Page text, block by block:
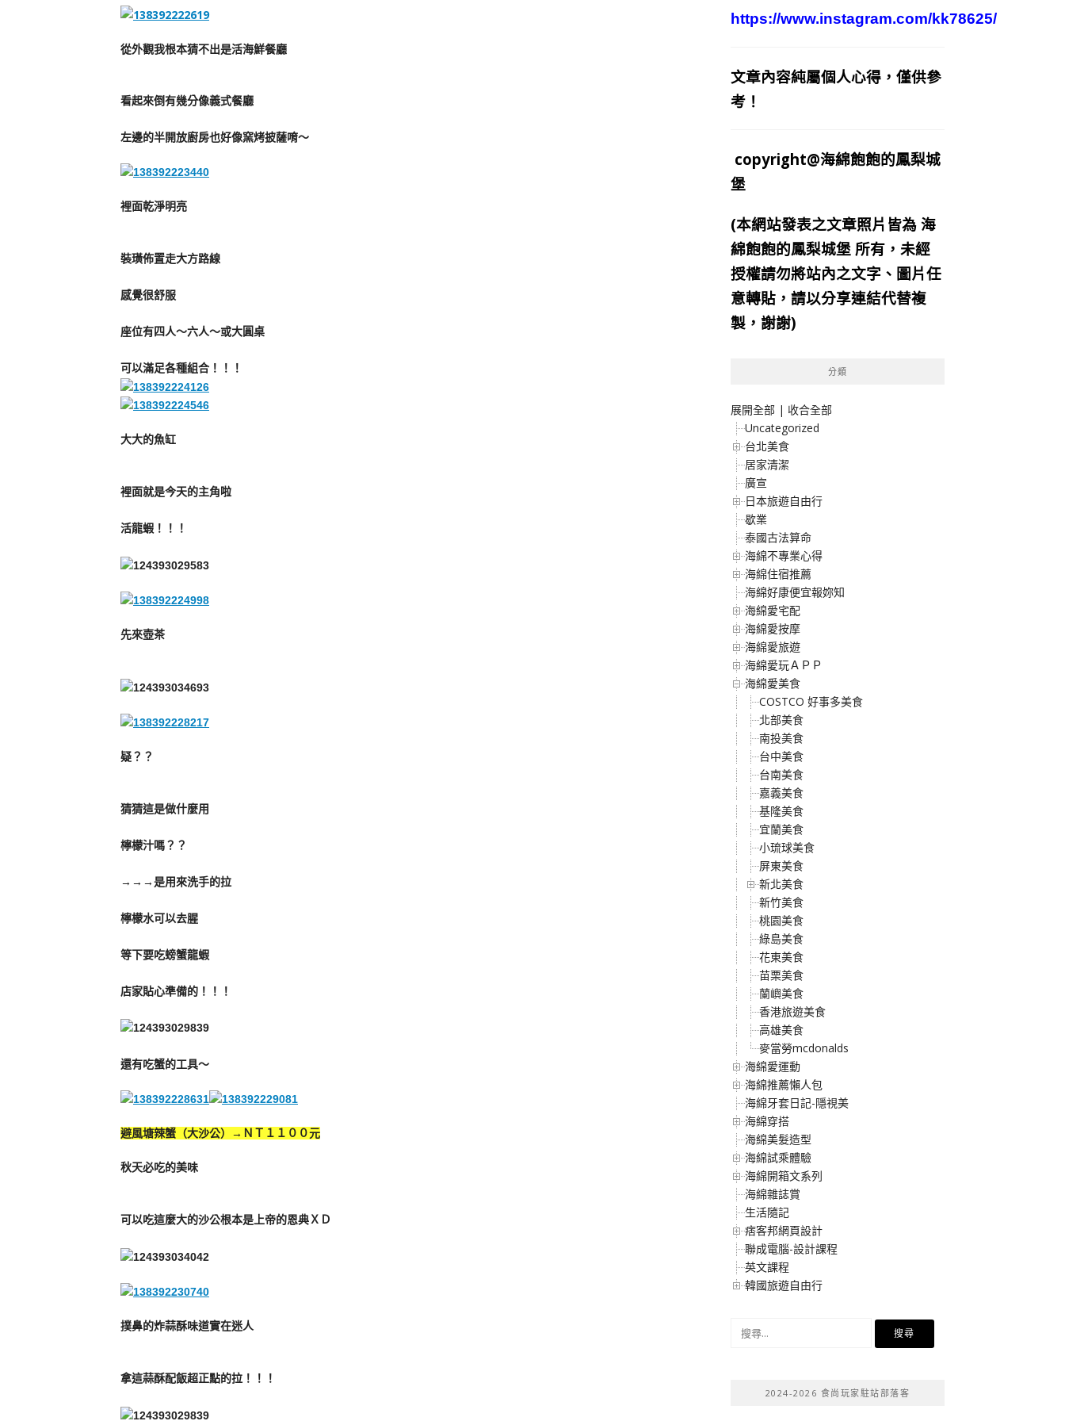
從外觀我根本猜不出是活海鮮餐廳
看起來倒有幾分像義式餐廳
左邊的半開放廚房也好像窯烤披薩唷～
裡面乾淨明亮
裝璜佈置走大方路線
感覺很舒服
座位有四人～六人～或大圓桌
可以滿足各種組合！！！
大大的魚缸
裡面就是今天的主角啦
活龍蝦！！！
先來壺茶
疑？？
猜猜這是做什麼用
檸檬汁嗎？？
→→→是用來洗手的拉
檸檬水可以去腥
等下要吃螃蟹龍蝦
店家貼心準備的！！！
還有吃蟹的工具～
避風塘辣蟹（大沙公）→ＮＴ１１００元
秋天必吃的美味
可以吃這麼大的沙公根本是上帝的恩典ＸＤ
撲鼻的炸蒜酥味道實在迷人
拿這蒜酥配飯超正點的拉！！！
https://www.instagram.com/kk78625/
文章內容純屬個人心得，僅供參
考！
copyright@海綿飽飽的鳳梨城
堡
(本網站發表之文章照片皆為 海
綿飽飽的鳳梨城堡 所有，未經
授權請勿將站內之文字、圖片任
意轉貼，請以分享連結代替複
製，謝謝)
分類
展開全部 | 收合全部
Uncategorized
台北美食
居家清潔
廣宣
日本旅遊自由行
歇業
泰國古法算命
海綿不專業心得
海綿住宿推薦
海綿好康便宜報妳知
海綿愛宅配
海綿愛按摩
海綿愛旅遊
海綿愛玩ＡＰＰ
海綿愛美食
COSTCO 好事多美食
北部美食
南投美食
台中美食
台南美食
嘉義美食
基隆美食
宜蘭美食
小琉球美食
屏東美食
新北美食
新竹美食
桃園美食
綠島美食
花東美食
苗栗美食
蘭嶼美食
香港旅遊美食
高雄美食
麥當勞mcdonalds
海綿愛運動
海綿推薦懶人包
海綿牙套日記-隱視美
海綿穿搭
海綿美髮造型
海綿試乘體驗
海綿開箱文系列
海綿雜誌賞
生活隨記
痞客邦網頁設計
聯成電腦-設計課程
英文課程
韓國旅遊自由行
2024-2026 食尚玩家駐站部落客